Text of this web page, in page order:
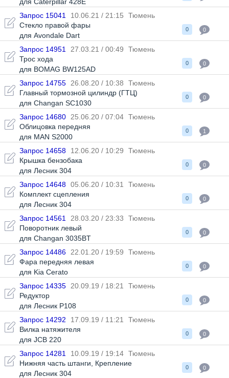
Запрос 15041 10.06.21 / 21:15
Тюмень
Стекло правой фары
для Avondale Dart
0 0
Запрос 14951 27.03.21 / 00:49
Тюмень
Трос хода
для BOMAG BW125AD
0 0
Запрос 14755 26.08.20 / 10:38
Тюмень
Главный тормозной цилиндр (ГТЦ)
для Changan SC1030
0 0
Запрос 14680 25.06.20 / 07:04 Тюмень
Облицовка передняя
для MAN S2000
0 1
Запрос 14658 12.06.20 / 10:29
Тюмень
Крышка бензобака
для Лесник 304
0 0
Запрос 14648 05.06.20 / 10:31
Тюмень
Комплект сцепления
для Лесник 304
0 0
Запрос 14561 28.03.20 / 23:33
Тюмень
Поворотник левый
для Changan 3035BT
0 0
Запрос 14486 22.01.20 / 19:59
Тюмень
Фара передняя левая
для Kia Cerato
0 0
Запрос 14335 20.09.19 / 18:21
Тюмень
Редуктор
для Лесник Р108
0 0
Запрос 14292 17.09.19 / 11:21
Тюмень
Вилка натяжителя
для JCB 220
0 0
Запрос 14281 10.09.19 / 19:14 Тюмень
Нижняя часть штанги
Крепление
для Лесник 304
0 0